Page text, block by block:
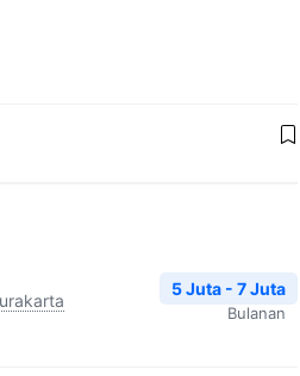
5 Juta - 7 Juta
Bulanan